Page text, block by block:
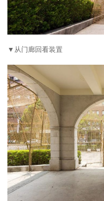
▼从门廊回看装置